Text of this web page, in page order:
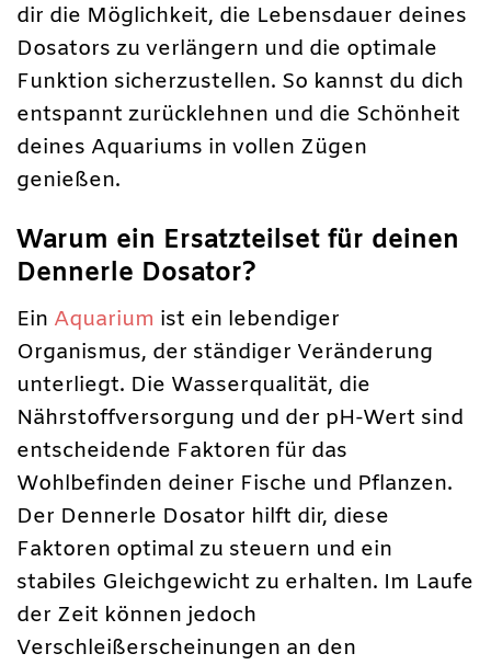
dir die Möglichkeit, die Lebensdauer deines
Dosators zu verlängern und die optimale
Funktion sicherzustellen. So kannst du dich
entspannt zurücklehnen und die Schönheit
deines Aquariums in vollen Zügen
genießen.
Warum ein Ersatzteilset für deinen
Dennerle Dosator?
Ein Aquarium ist ein lebendiger
Organismus, der ständiger Veränderung
unterliegt. Die Wasserqualität, die
Nährstoffversorgung und der pH-Wert sind
entscheidende Faktoren für das
Wohlbefinden deiner Fische und Pflanzen.
Der Dennerle Dosator hilft dir, diese
Faktoren optimal zu steuern und ein
stabiles Gleichgewicht zu erhalten. Im Laufe
der Zeit können jedoch
Verschleißerscheinungen an den